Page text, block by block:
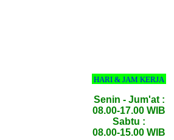
HARI & JAM KERJA
Senin - Jum'at :
08.00-17.00 WIB
Sabtu :
08.00-15.00 WIB